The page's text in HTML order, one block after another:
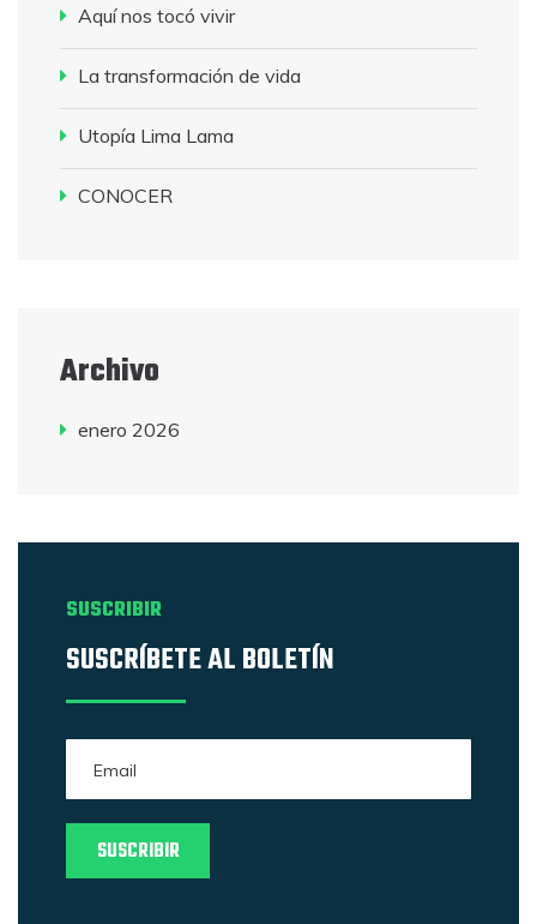
Aquí nos tocó vivir
La transformación de vida
Utopía Lima Lama
CONOCER
Archivo
enero 2026
SUSCRIBIR
SUSCRÍBETE AL BOLETÍN